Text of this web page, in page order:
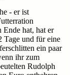
- er ist
hat, hat er
Tage und für eine
ein paar
ihr zum
Rudolph